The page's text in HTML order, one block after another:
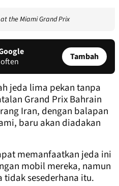
the Miami Grand Prix
Tambah
jeda lima pekan tanpa
Grand Prix Bahrain
Iran, dengan balapan
baru akan diadakan
memanfaatkan jeda ini
mobil mereka, namun
sesederhana itu.